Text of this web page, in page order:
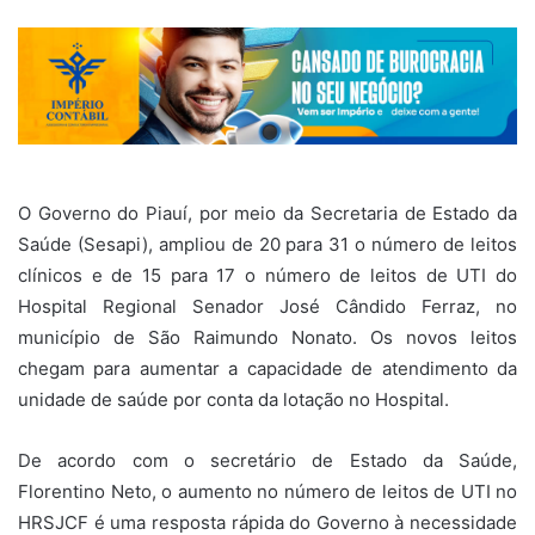
O Governo do Piauí, por meio da Secretaria de Estado da
Saúde (Sesapi), ampliou de 20 para 31 o número de leitos
clínicos e de 15 para 17 o número de leitos de UTI do
Hospital Regional Senador José Cândido Ferraz, no
município de São Raimundo Nonato. Os novos leitos
chegam para aumentar a capacidade de atendimento da
unidade de saúde por conta da lotação no Hospital.
De acordo com o secretário de Estado da Saúde,
Florentino Neto, o aumento no número de leitos de UTI no
HRSJCF é uma resposta rápida do Governo à necessidade